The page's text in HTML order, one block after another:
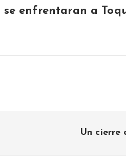
enfrentaran a
Un cierre